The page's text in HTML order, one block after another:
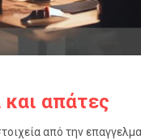
απάτες
από την